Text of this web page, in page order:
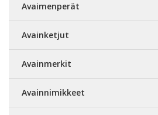
Avaimenperät
Avainketjut
Avainmerkit
Avainnimikkeet